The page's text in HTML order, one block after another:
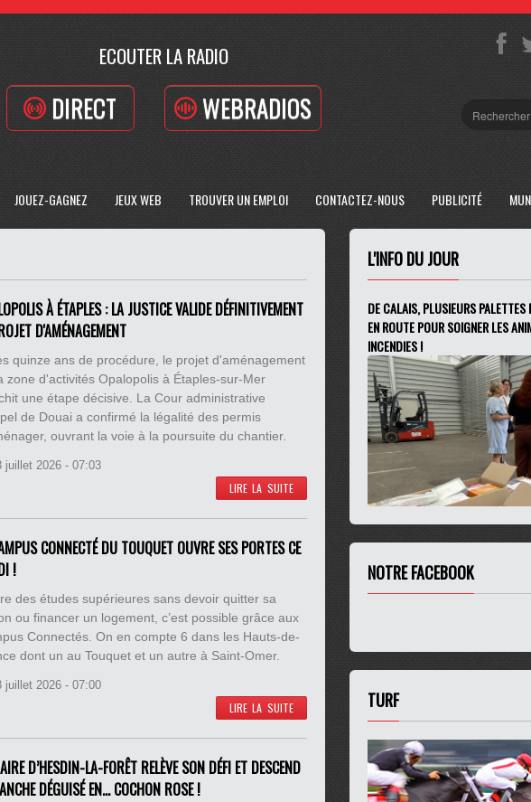
ECOUTER LA RADIO
DIRECT WEBRADIOS
JOUEZ-GAGNEZ JEUX WEB TROUVER UN EMPLOI CONTACTEZ-NOUS PUBLICITÉ
À ÉTAPLES : LA JUSTICE VALIDE DÉFINITIVEMENT
D'AMÉNAGEMENT
quinze ans de procédure, le projet d'aménagement
zone d'activités Opalopolis à Étaples-sur-Mer
une étape décisive. La Cour administrative
de Douai a confirmé la légalité des permis
ouvrant la voie à la poursuite du chantier.
juillet 2026 - 07:03
LIRE LA SUITE
CONNECTÉ DU TOUQUET OUVRE SES PORTES CE
!
des études supérieures sans devoir quitter sa
ou financer un logement, c’est possible grâce aux
Connectés. On en compte 6 dans les Hauts-de-
dont un au Touquet et un autre à Saint-Omer.
juillet 2026 - 07:00
LIRE LA SUITE
D’HESDIN-LA-FORÊT RELÈVE SON DÉFI ET DESCEND
DÉGUISÉ EN… COCHON ROSE !
L'INFO DU JOUR
DE CALAIS, PLUSIEURS PALETTES
EN ROUTE POUR SOIGNER LES
INCENDIES !
NOTRE FACEBOOK
TURF